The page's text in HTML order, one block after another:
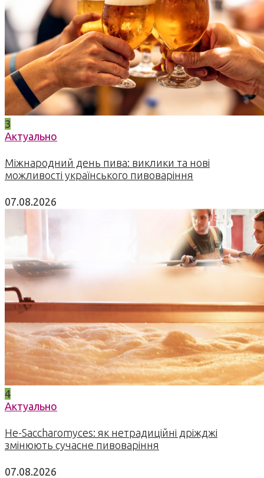
3
Актуально
Міжнародний день пива: виклики та нові
можливості українського пивоваріння
07.08.2026
4
Актуально
Не-Saccharomyces: як нетрадиційні дріжджі
змінюють сучасне пивоваріння
07.08.2026